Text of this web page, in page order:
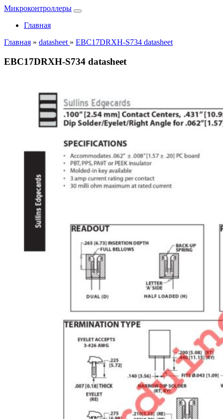
Микроконтроллеры
Главная
Главная » datasheet » EBC17DRXH-S734 datasheet
EBC17DRXH-S734 datasheet